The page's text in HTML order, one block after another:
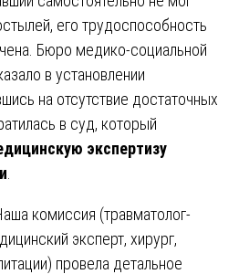
его трудоспособность
Бюро медико-социальной
в установлении
на отсутствие достаточных
в суд, который
экспертизу
комиссия (травматолог-
эксперт, хирург,
провела детальное